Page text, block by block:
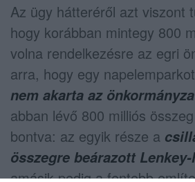
Az ügy hátteréről azt viszont
hogy korábban mintegy 800
volna rendelkezésre az egri
arra, hogy egy
nem akarta az
abban lévő 800 milliós
bontva: az egyik része a
összegre beárazott
amásik pedig a fentebb